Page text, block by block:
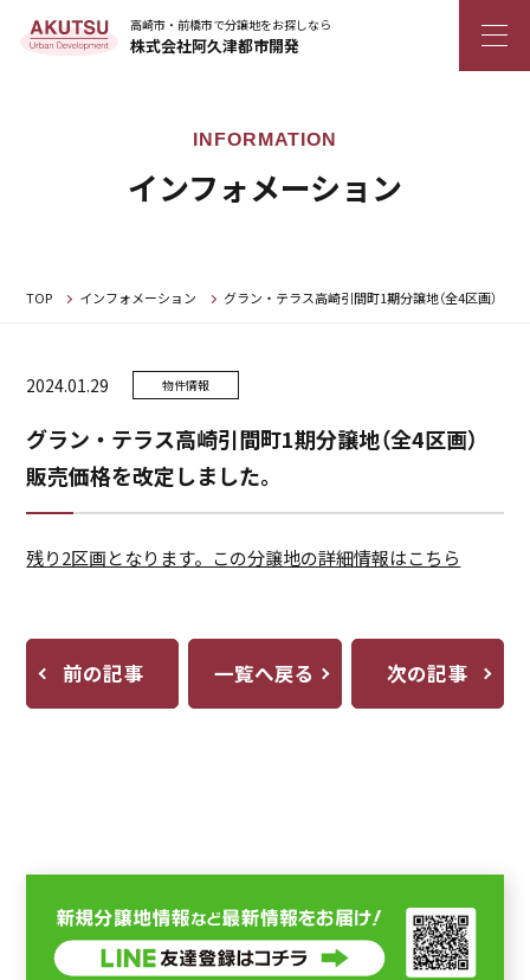
高崎市・前橋市で分譲地をお探しなら
株式会社阿久津都市開発
インフォメーション
TOP インフォメーション グラン・テラス高崎引間町1期分譲地（全4区画）
2024.01.29 物件情報
グラン・テラス高崎引間町1期分譲地（全4区画）
販売価格を改定しました。
残り2区画となります。この分譲地の詳細情報はこちら
前の記事 一覧へ戻る 次の記事